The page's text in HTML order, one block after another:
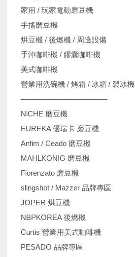
家用 / 玩家電動磨豆機
手搖磨豆機
烘豆機 / 後燃機 / 周邊設備
手沖咖啡機 / 膠囊咖啡機
美式咖啡機
營業用洗碗機 / 烤箱 / 冰箱 / 製冰機
────────────────
NiCHE 磨豆機
EUREKA 優瑞卡 磨豆機
Anfim / Ceado 磨豆機
MAHLKONIG 磨豆機
Fiorenzato 磨豆機
slingshot / Mazzer 品牌專區
JOPER 烘豆機
NBPKOREA 後燃機
Curtis 營業用美式咖啡機
PESADO 品牌專區